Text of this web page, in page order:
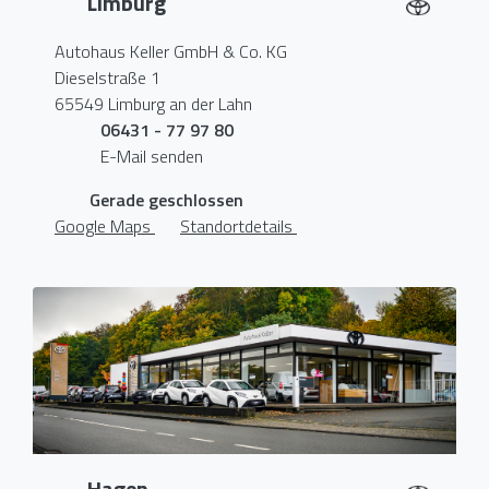
Autohaus Keller GmbH & Co. KG
Dieselstraße 1
65549 Limburg an der Lahn
06431 - 77 97 80
E-Mail senden
Gerade geschlossen
Google Maps
Standortdetails